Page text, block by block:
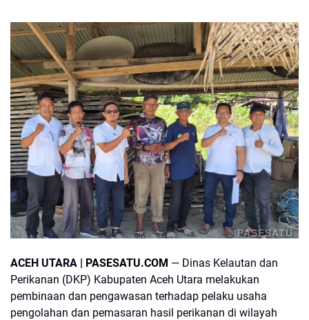
PASESATU
ACEH UTARA | PASESATU.COM — Dinas Kelautan dan
Perikanan (DKP) Kabupaten Aceh Utara melakukan
pembinaan dan pengawasan terhadap pelaku usaha
pengolahan dan pemasaran hasil perikanan di wilayah